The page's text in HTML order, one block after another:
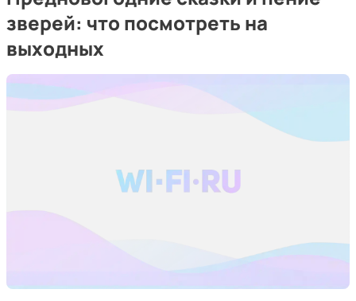
зверей: что посмотреть на
выходных